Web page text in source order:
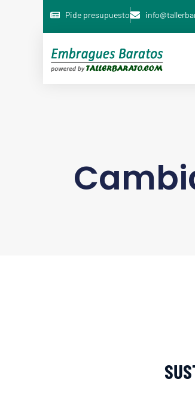
Pide presupuesto